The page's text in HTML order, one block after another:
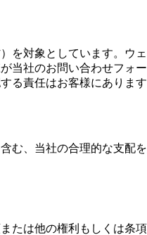
対象としています。ウ
社のお問い合わせフォ
る責任はお客様にあります
、当社の合理的な支配
は他の権利もしくは条